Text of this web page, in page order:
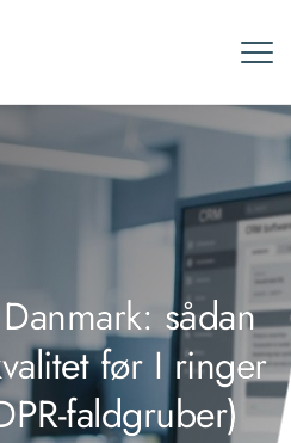
sådan
før I ringer
faldgruber)